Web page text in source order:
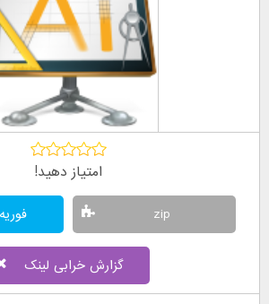
امتیاز دهید!
zip فوریه 16, 2022
گزارش خرابی لینک